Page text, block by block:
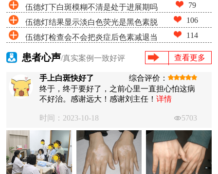
伍德灯下白斑模糊不清是处于进展期吗 79
伍德灯结果显示淡白色荧光是黑色素脱
失很少吗
106
伍德灯检查会不会把炎症后色素减退当
成白癜风
114
患者心声/真实案例一致好评 查看更多
手上白斑快好了
综合评价：
终于，终于要好了，之前心里一直担心怕这病
不好治。感谢远大！感谢刘主任！详情
时间：2023-10-18 5703